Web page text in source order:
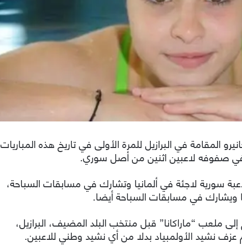
المقامة في البرازيل للمرة الأولى في تاريخ هذه المباريات
سورية لاجئة في ألمانيا وتشارك في مسابقات السباحة،
في مسابقات السباحة أيضا.
ملعب “ماراكانا” قبل منتخب البلد المضيف، البرازيل،
عزف نشيد الأولمبياد بدلا من أي نشيد وطني للاعبين.